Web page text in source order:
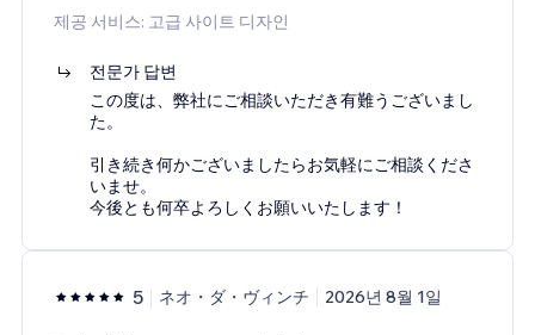
제공 서비스: 고급 사이트 디자인
전문가 답변
この度は、弊社にご相談いただき有難うございまし
た。
引き続き何かございましたらお気軽にご相談くださ
いませ。
今後とも何卒よろしくお願いいたします！
5 ネオ・ダ・ヴィンチ 2026년 8월 1일